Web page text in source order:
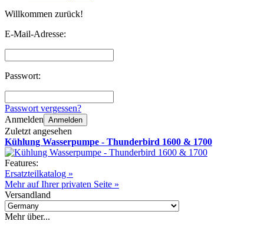
Willkommen zurück!
E-Mail-Adresse:
Passwort:
Passwort vergessen?
Anmelden Anmelden
Zuletzt angesehen
Kühlung Wasserpumpe - Thunderbird 1600 & 1700
Features:
Ersatzteilkatalog »
Mehr auf Ihrer privaten Seite »
Versandland
Mehr über...